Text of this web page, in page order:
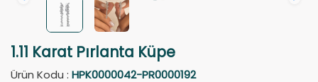
1.11 Karat Pırlanta Küpe
Ürün Kodu : HPK0000042-PR0000192